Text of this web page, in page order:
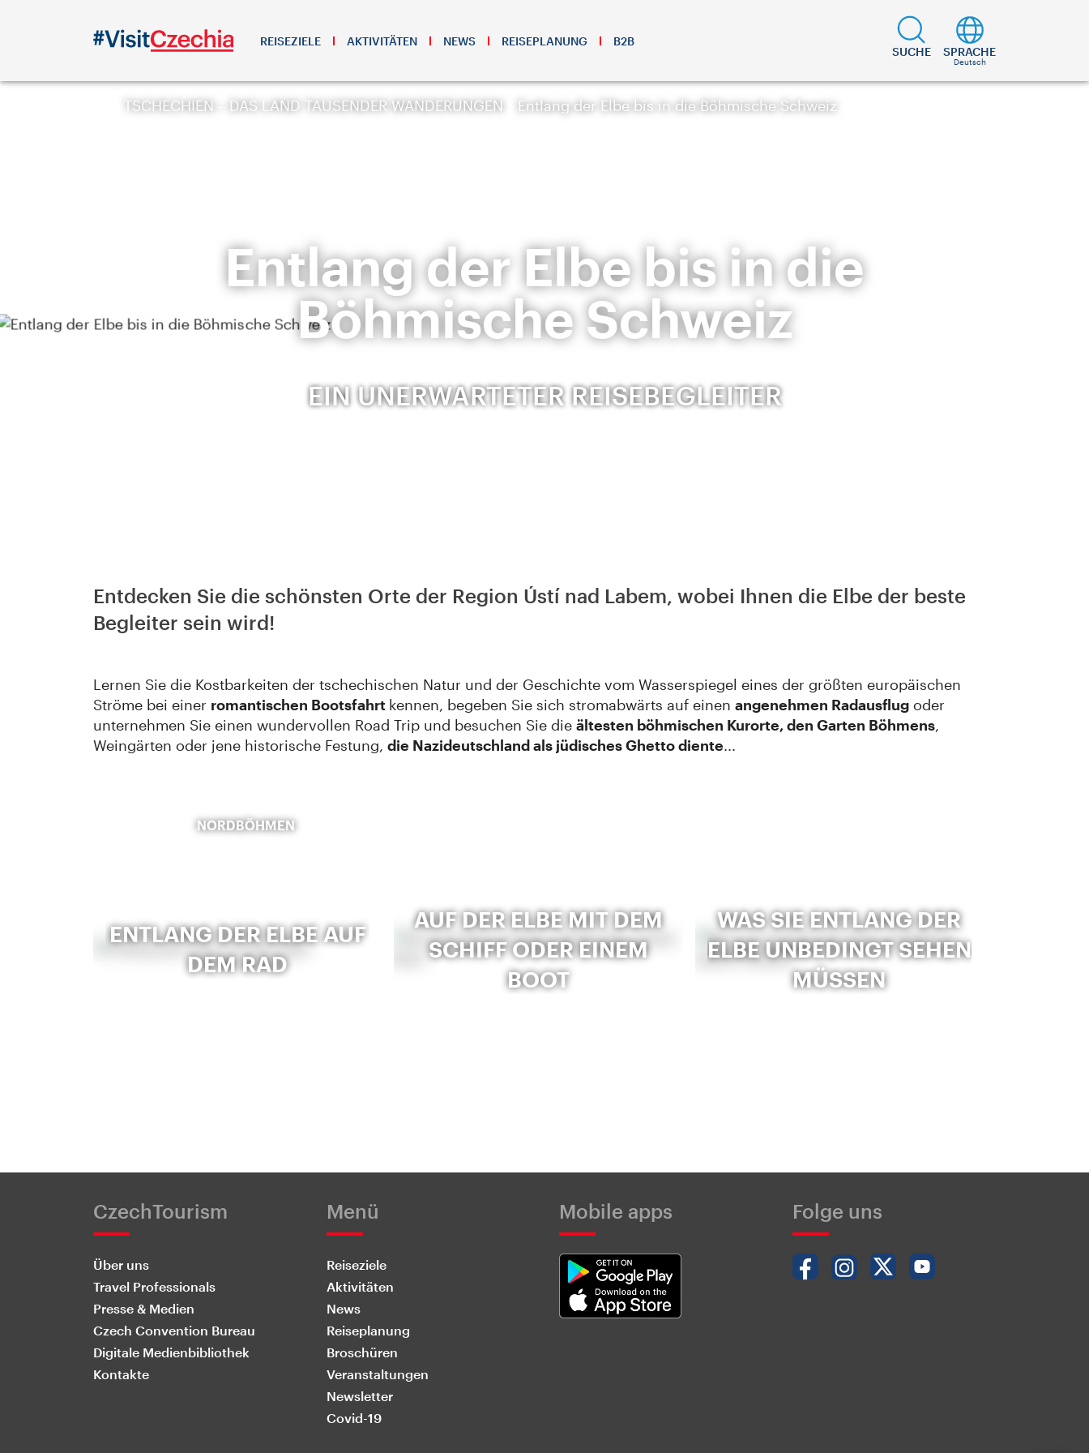
REISEZIELE AKTIVITÄTEN NEWS REISEPLANUNG B2B
SUCHE SPRACHE
Deutsch
TSCHECHIEN – DAS LAND TAUSENDER WANDERUNGEN Entlang der Elbe bis in die Böhmische Schweiz
Entlang der Elbe bis in die
Böhmische Schweiz
EIN UNERWARTETER REISEBEGLEITER
Entdecken Sie die schönsten Orte der Region Ústí nad Labem, wobei Ihnen die Elbe der beste
Begleiter sein wird!
Lernen Sie die Kostbarkeiten der tschechischen Natur und der Geschichte vom Wasserspiegel eines der größten europäischen
Ströme bei einer romantischen Bootsfahrt kennen, begeben Sie sich stromabwärts auf einen angenehmen Radausflug oder
unternehmen Sie einen wundervollen Road Trip und besuchen Sie die ältesten böhmischen Kurorte, den Garten Böhmens,
Weingärten oder jene historische Festung, die Nazideutschland als jüdisches Ghetto diente...
NORDBÖHMEN
ENTLANG DER ELBE AUF
DEM RAD
AUF DER ELBE MIT DEM
SCHIFF ODER EINEM
BOOT
WAS SIE ENTLANG DER
ELBE UNBEDINGT SEHEN
MÜSSEN
CzechTourism
Über uns
Travel Professionals
Presse & Medien
Czech Convention Bureau
Digitale Medienbibliothek
Kontakte
Menü
Reiseziele
Aktivitäten
News
Reiseplanung
Broschüren
Veranstaltungen
Newsletter
Covid-19
Mobile apps Folge uns